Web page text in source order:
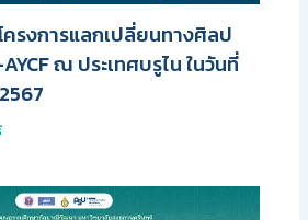
ครงการแลกเปลี่ยนทางศิลป
ณ ประเทศบรูไน ในวันที่